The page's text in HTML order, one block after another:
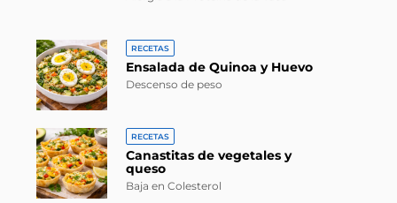
RECETAS
Ensalada de Quinoa y Huevo
Descenso de peso
RECETAS
Canastitas de vegetales y
queso
Baja en Colesterol